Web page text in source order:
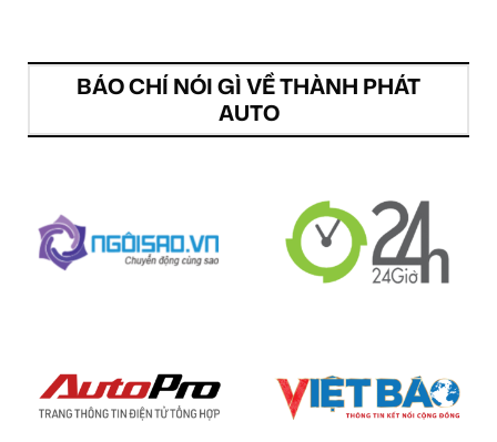
BÁO CHÍ NÓI GÌ VỀ THÀNH PHÁT
AUTO